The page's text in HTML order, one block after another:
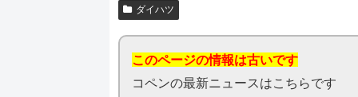
ダイハツ
このページの情報は古いです
コペンの最新ニュースはこちらです